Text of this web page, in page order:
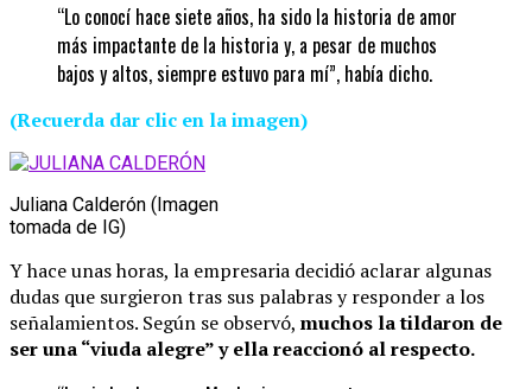
“Lo conocí hace siete años, ha sido la historia de amor
más impactante de la historia y, a pesar de muchos
bajos y altos, siempre estuvo para mí”, había dicho.
(Recuerda dar clic en la imagen)
Juliana Calderón (Imagen
tomada de IG)
Y hace unas horas, la empresaria decidió aclarar algunas
dudas que surgieron tras sus palabras y responder a los
señalamientos. Según se observó, muchos la tildaron de
ser una “viuda alegre” y ella reaccionó al respecto.